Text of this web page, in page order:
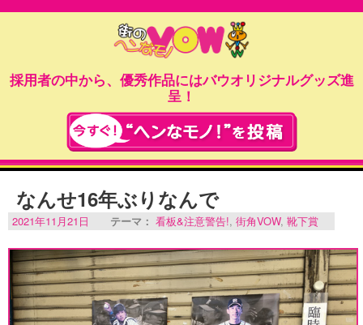
採用者の中から、優秀作品にはバウオリジナルグッズ進
呈！
なんせ16年ぶりなんで
2021年11月21日 テーマ： 看板&注意警告!, 街角VOW, 靴下賞